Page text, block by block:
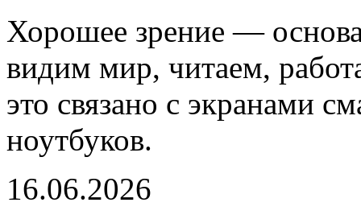
Хорошее зрение —
видим мир, читаем,
это связано с экранами
ноутбуков.
16.06.2026